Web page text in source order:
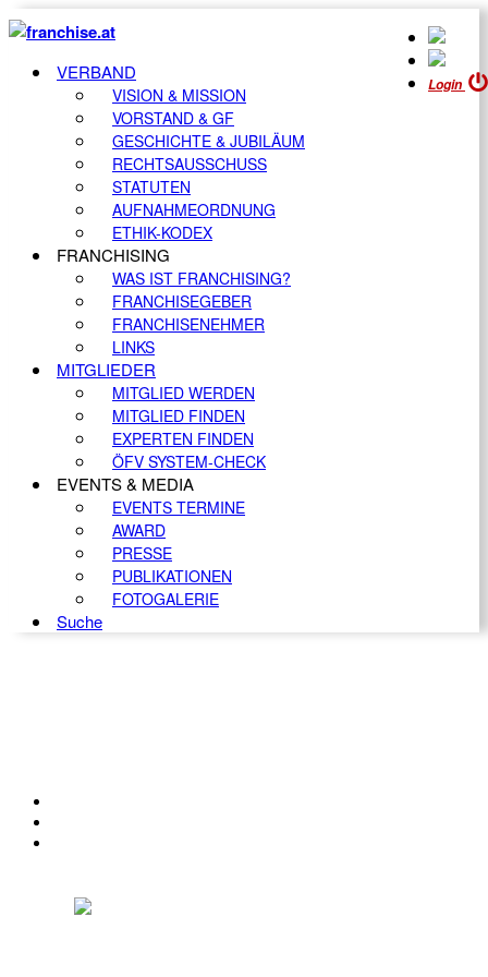
Login
VERBAND
VISION & MISSION
VORSTAND & GF
GESCHICHTE & JUBILÄUM
RECHTSAUSSCHUSS
STATUTEN
AUFNAHMEORDNUNG
ETHIK-KODEX
FRANCHISING
WAS IST FRANCHISING?
FRANCHISEGEBER
FRANCHISENEHMER
LINKS
MITGLIEDER
MITGLIED WERDEN
MITGLIED FINDEN
EXPERTEN FINDEN
ÖFV SYSTEM-CHECK
EVENTS & MEDIA
EVENTS TERMINE
AWARD
PRESSE
PUBLIKATIONEN
FOTOGALERIE
Suche